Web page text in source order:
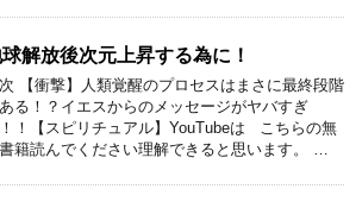
解放後次元上昇する為に！
【衝撃】人類覚醒のプロセスはまさに最終段階
る！？イエスからのメッセージがヤバすぎ
！【スピリチュアル】YouTubeは こちらの無
籍読んでください理解できると思います。 …